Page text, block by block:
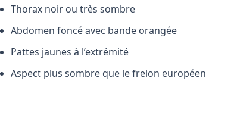
Thorax noir ou très sombre
Abdomen foncé avec bande orangée
Pattes jaunes à l’extrémité
Aspect plus sombre que le frelon européen